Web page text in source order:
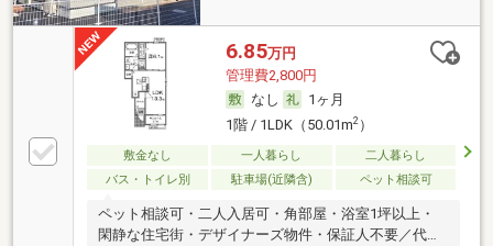
6.85万円
管理費2,800円
なし
1ヶ月
1階 / 1LDK（50.01m2）
敷金なし 一人暮らし
二人暮らし
バス・トイレ別
駐車場(近隣含) ペット相談可
ペット相談可・二人入居可・角部屋・浴室1坪以上・
閑静な住宅街・デザイナーズ物件・保証人不要／代行